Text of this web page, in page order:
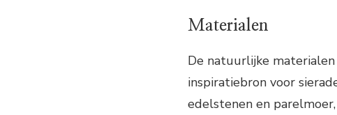
Materialen
De natuurlijke
inspiratiebron voor
edelstenen en